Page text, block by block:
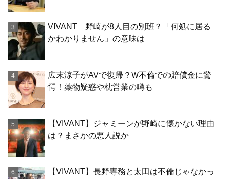
VIVANT 野崎が8人目の別班？「何処に居る
かわかりません」の意味は
広末涼子がAVで復帰？W不倫での賠償金に驚
愕！薬物疑惑や枕営業の噂も
【VIVANT】ジャミーンが野崎に懐かない理由
は？まさかの悪人説か
【VIVANT】長野専務と太田は不倫じゃなかっ